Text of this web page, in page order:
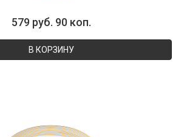
579 руб. 90 коп.
В КОРЗИНУ